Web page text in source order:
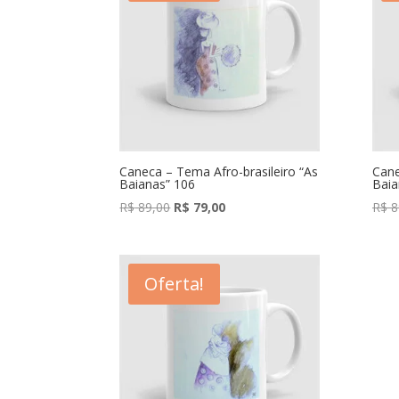
Caneca – Tema Afro-brasileiro “As
Baianas” 106
R$89,00 O
era:
R$ 89,00.
R$ 79,00O
R$ 79,00.
R$
Oferta!